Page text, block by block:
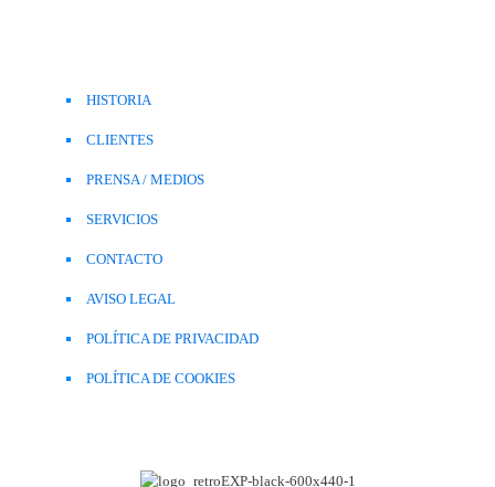
HISTORIA
CLIENTES
PRENSA / MEDIOS
SERVICIOS
CONTACTO
AVISO LEGAL
POLÍTICA DE PRIVACIDAD
POLÍTICA DE COOKIES